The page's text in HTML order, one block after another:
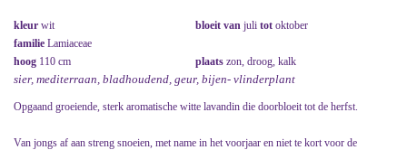
kleur wit bloeit van juli tot oktober
familie Lamiaceae
hoog 110 cm plaats zon, droog, kalk
sier, mediterraan, bladhoudend, geur, bijen- vlinderplant
Opgaand groeiende, sterk aromatische witte lavandin die doorbloeit tot de herfst.
Van jongs af aan streng snoeien, met name in het voorjaar en niet te kort voor de